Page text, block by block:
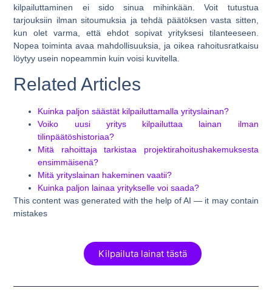
kilpailuttaminen ei sido sinua mihinkään. Voit tutustua
tarjouksiin ilman sitoumuksia ja tehdä päätöksen vasta sitten,
kun olet varma, että ehdot sopivat yrityksesi tilanteeseen.
Nopea toiminta avaa mahdollisuuksia, ja oikea rahoitusratkaisu
löytyy usein nopeammin kuin voisi kuvitella.
Related Articles
Kuinka paljon säästät kilpailuttamalla yrityslainan?
Voiko uusi yritys kilpailuttaa lainan ilman
tilinpäätöshistoriaa?
Mitä rahoittaja tarkistaa projektirahoitushakemuksesta
ensimmäisenä?
Mitä yrityslainan hakeminen vaatii?
Kuinka paljon lainaa yritykselle voi saada?
This content was generated with the help of AI — it may contain
mistakes
Kilpailuta lainat tästä